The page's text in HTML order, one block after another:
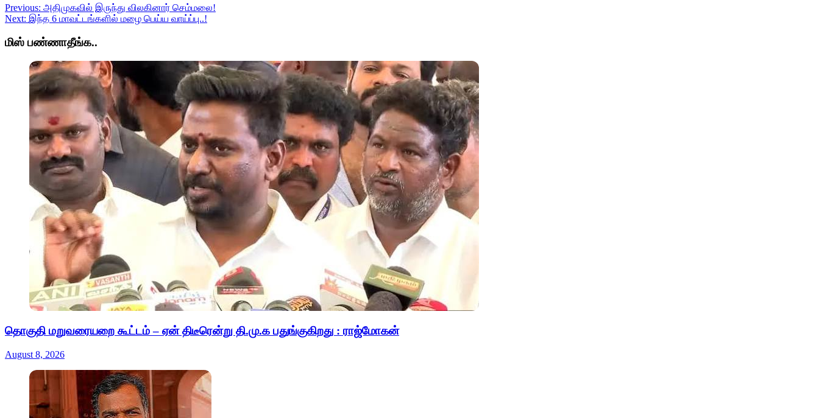
Previous: அதிமுகவில் இருந்து விலகினார் செம்மலை!
Next: இந்த 6 மாவட்டங்களில் மழை பெய்ய வாய்ப்பு..!
மிஸ் பண்ணாதீங்க..
தொகுதி மறுவரையறை கூட்டம் – ஏன் திடீரென்று தி.மு.க பதுங்குகிறது : ராஜ்மோகன்
August 8, 2026